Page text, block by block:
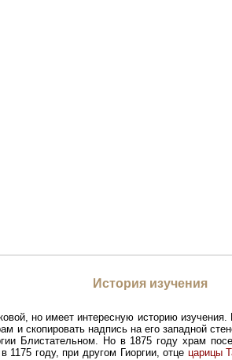
История изучения
но имеет интересную историю
и скопировать надпись на его западной
Блистательном. Но в 1875 году храм
1175 году, при другом Гиоргии, отце царицы